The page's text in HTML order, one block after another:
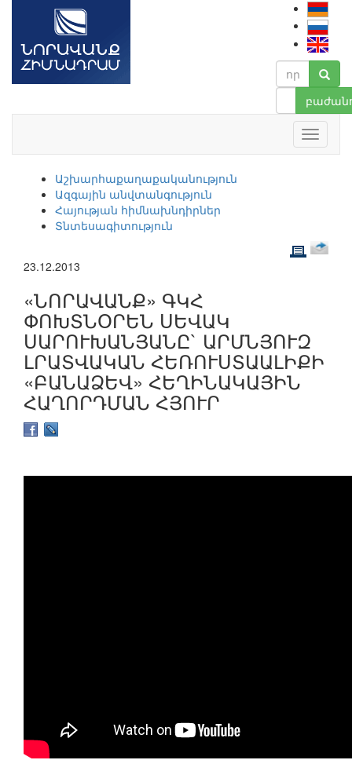
Աշխարհաքաղաքականություն
Ազգային անվտանգություն
Հայության հիմնախնդիրներ
Տնտեսագիտություն
23.12.2013
«ՆՈՐԱՎԱՆՔ» ԳԿՀ
ՓՈԽՏՆՕՐԵՆ ՍԵՎԱԿ
ՍԱՐՈՒԽԱՆՅԱՆԸ` ԱՐՄՆՅՈՒԶ
ԼՐԱՏՎԱԿԱՆ ՀԵՌՈՒՍՏԱԱԼԻՔԻ
«ԲԱՆԱՁԵՎ» ՀԵՂԻՆԱԿԱՅԻՆ
ՀԱՂՈՐԴՄԱՆ ՀՅՈՒՐ